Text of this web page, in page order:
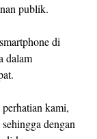
publik.
di
dalam
kami,
dengan